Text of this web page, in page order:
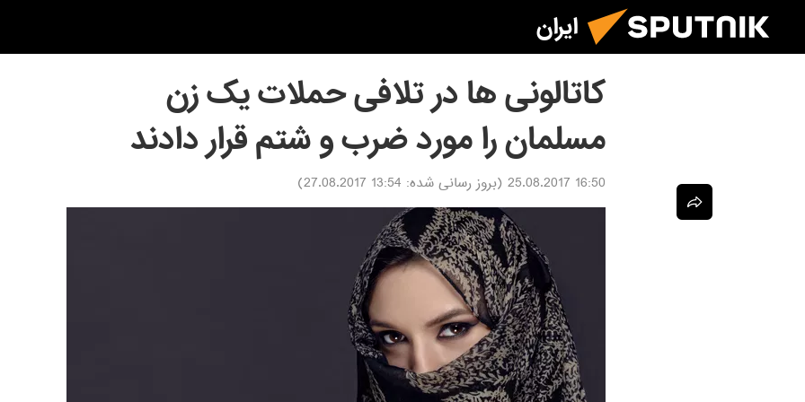
ایران
کاتالونی ها در تلافی حملات یک زن
مسلمان را مورد ضرب و شتم قرار دادند
16:50 25.08.2017 (بروز رسانی شده: 13:54 27.08.2017
)